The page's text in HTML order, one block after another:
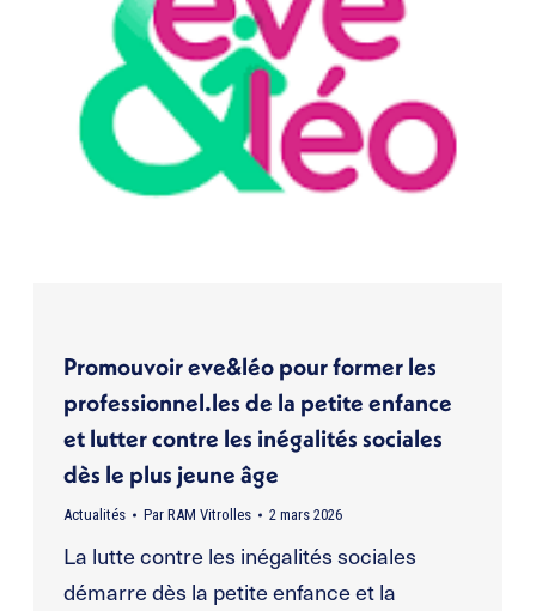
Promouvoir eve&léo pour former les
professionnel.les de la petite enfance
et lutter contre les inégalités sociales
dès le plus jeune âge
Actualités Par RAM Vitrolles 2 mars 2026
La lutte contre les inégalités sociales
démarre dès la petite enfance et la